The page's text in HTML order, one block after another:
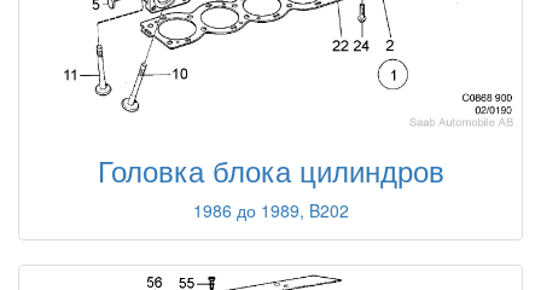
Головка блока цилиндров
1986 до 1989, B202